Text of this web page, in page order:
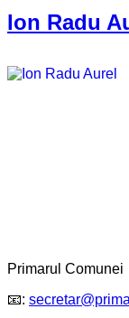
Ion Radu
Primarul Comunei
📧: